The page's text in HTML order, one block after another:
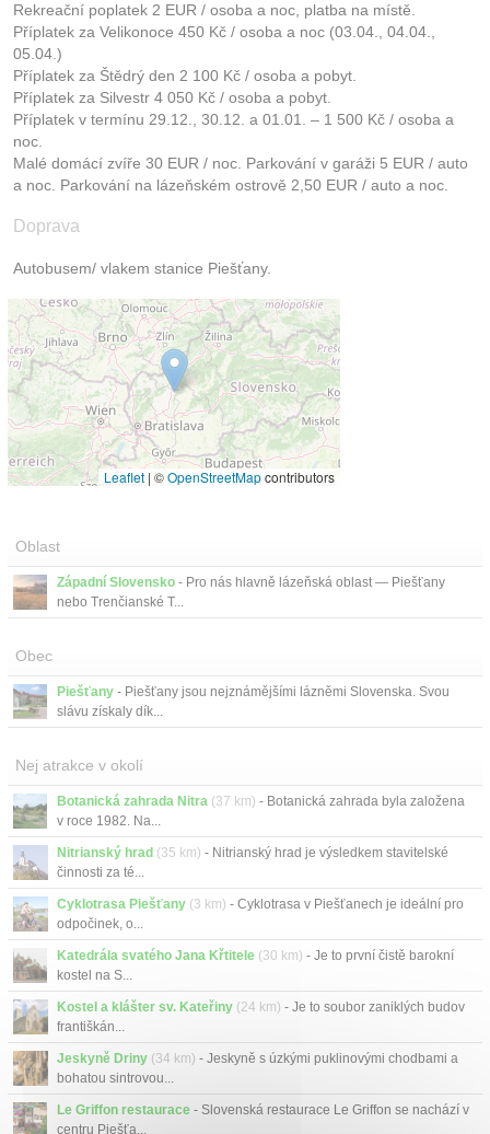
Rekreační poplatek 2 EUR / osoba a noc, platba na místě.
Příplatek za Velikonoce 450 Kč / osoba a noc (03.04., 04.04.,
05.04.)
Příplatek za Štědrý den 2 100 Kč / osoba a pobyt.
Příplatek za Silvestr 4 050 Kč / osoba a pobyt.
Příplatek v termínu 29.12., 30.12. a 01.01. – 1 500 Kč / osoba a
noc.
Malé domácí zvíře 30 EUR / noc. Parkování v garáži 5 EUR / auto
a noc. Parkování na lázeňském ostrově 2,50 EUR / auto a noc.
Doprava
Autobusem/ vlakem stanice Piešťany.
Leaflet | ©OpenStreetMapcontributors
Oblast
Západní Slovensko - Pro nás hlavně lázeňská oblast — Piešťany
nebo Trenčianské T...
Obec
Piešťany - Piešťany jsou nejznámějšími lázněmi Slovenska. Svou
slávu získaly dík...
Nej atrakce v okolí
Botanická zahrada Nitra (37 km) - Botanická zahrada byla založena
v roce 1982. Na...
Nitrianský hrad (35 km) - Nitrianský hrad je výsledkem stavitelské
činnosti za té...
Cyklotrasa Piešťany (3 km) - Cyklotrasa v Piešťanech je ideální pro
odpočinek, o...
Katedrála svatého Jana Křtitele (30 km) - Je to první čistě barokní
kostel na S...
Kostel a klášter sv. Kateřiny (24 km) - Je to soubor zaniklých budov
františkán...
Jeskyně Driny (34 km) - Jeskyně s úzkými puklinovými chodbami a
bohatou sintrovou...
Le Griffon restaurace - Slovenská restaurace Le Griffon se nachází v
centru Piešťa...